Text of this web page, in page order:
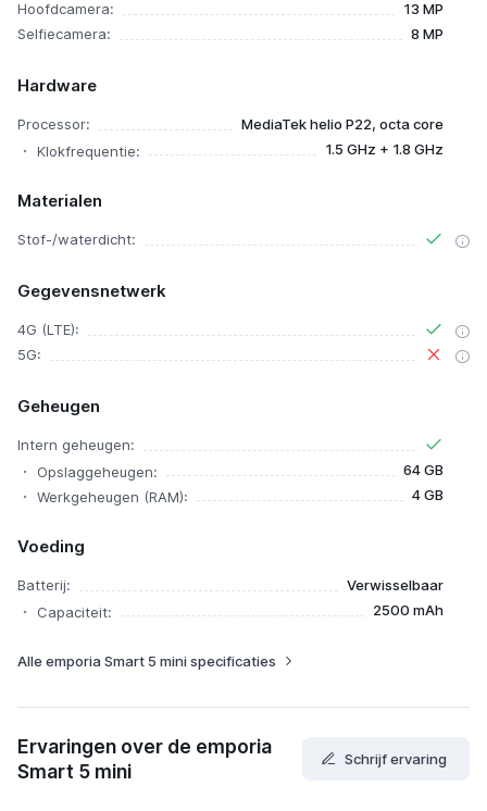
Hoofdcamera:
13 MP
Selfiecamera:
8 MP
Hardware
Processor:
MediaTek helio P22, octa core
Klokfrequentie:
1.5 GHz + 1.8 GHz
Materialen
Stof-/waterdicht:
Gegevensnetwerk
4G (LTE):
5G:
Geheugen
Intern geheugen:
Opslaggeheugen:
64 GB
Werkgeheugen (RAM):
4 GB
Voeding
Batterij:
Verwisselbaar
Capaciteit:
2500 mAh
Alle emporia Smart 5 mini specificaties
Ervaringen over de emporia
Smart 5 mini
Schrijf ervaring